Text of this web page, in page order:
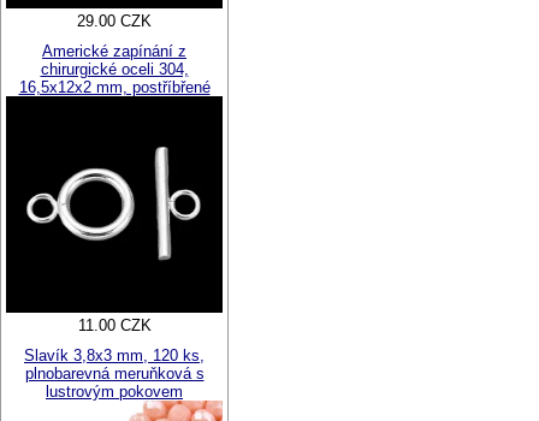
29.00 CZK
Americké zapínání z
chirurgické oceli 304,
16,5x12x2 mm, postříbřené
11.00 CZK
Slavík 3,8x3 mm, 120 ks,
plnobarevná meruňková s
lustrovým pokovem